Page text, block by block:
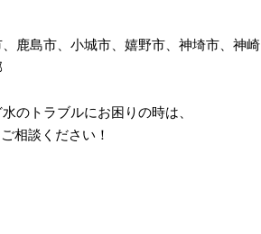
鹿島市、小城市、嬉野市、神埼市、神崎
のトラブルにお困りの時は、
相談ください！